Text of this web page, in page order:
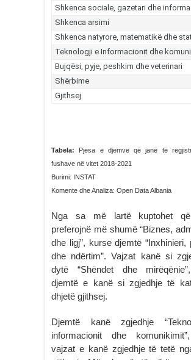
Tabela: Pjesa e djemve që janë të
fushave në vitet 2018-2021
Burimi: INSTAT
Komente dhe Analiza: Open Data Albania
Nga sa më lartë kuptohet
preferojnë më shumë “Biznes,
dhe ligj”, kurse djemtë “Inxhinieri,
dhe ndërtim”. Vajzat kanë si
dytë “Shëndet dhe
djemtë e kanë si zgjedhje të
dhjetë gjithsej.
Djemtë kanë zgjedhje
informacionit dhe
vajzat e kanë zgjedhje të tetë